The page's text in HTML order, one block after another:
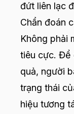
đứt liên lạc
Chẩn đoán
Không phải
tiêu cực. Để
quả, người
trạng thái
hiệu tương